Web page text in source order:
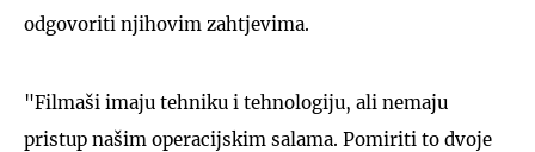
odgovoriti njihovim zahtjevima.
"Filmaši imaju tehniku i tehnologiju, ali nemaju
pristup našim operacijskim salama. Pomiriti to dvoje